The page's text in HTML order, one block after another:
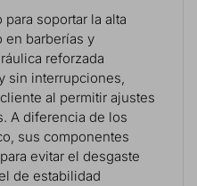
soportar la alta
en barberías y
reforzada
sin interrupciones,
al permitir ajustes
A diferencia de los
sus componentes
evitar el desgaste
de estabilidad